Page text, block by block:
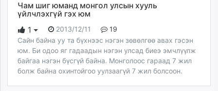
today.mn
mminfo.mn
ugluu.mn
urlag.mn
unen.mn
asu.mn
Чам шиг юманд монгол улсын хууль
үйлчлэхгүй гэх юм
1
2013/12/11
19
Сайн байна уу та бүхнээс нэгэн зөвөлгөө авах гэсэн
юм. Би одоо яг гадаадын нэгэн улсад биеэ эмчлүүлж
байгаа нэгэн бүсгүй байна. Монголоос гараад 7 жил
болж байна охинтойгоо уулзаагүй 7 жил болсоон.